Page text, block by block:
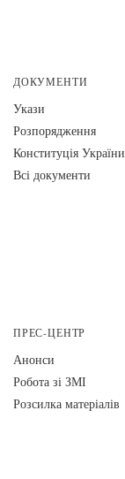
ДОКУМЕНТИ
Укази
Розпорядження
Конституція України
Всі документи
ПРЕС-ЦЕНТР
Анонси
Робота зі ЗМІ
Розсилка матеріалів